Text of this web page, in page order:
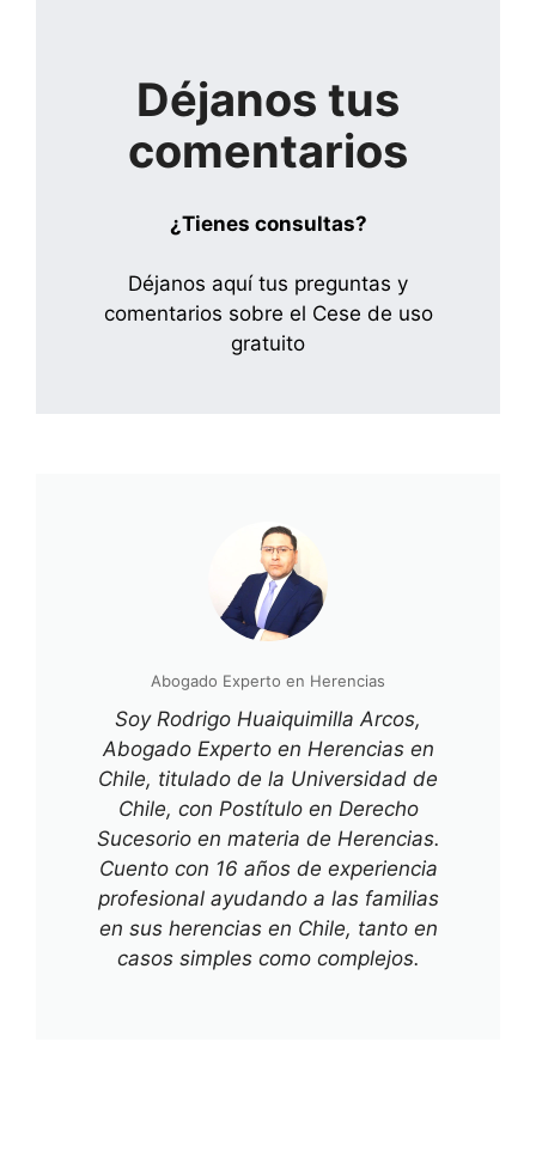
Déjanos tus
comentarios
¿Tienes consultas?
Déjanos aquí tus preguntas y
comentarios sobre el Cese de uso
gratuito
Abogado Experto en Herencias
Soy Rodrigo Huaiquimilla Arcos,
Abogado Experto en Herencias en
Chile, titulado de la Universidad de
Chile, con Postítulo en Derecho
Sucesorio en materia de Herencias.
Cuento con 16 años de experiencia
profesional ayudando a las familias
en sus herencias en Chile, tanto en
casos simples como complejos.